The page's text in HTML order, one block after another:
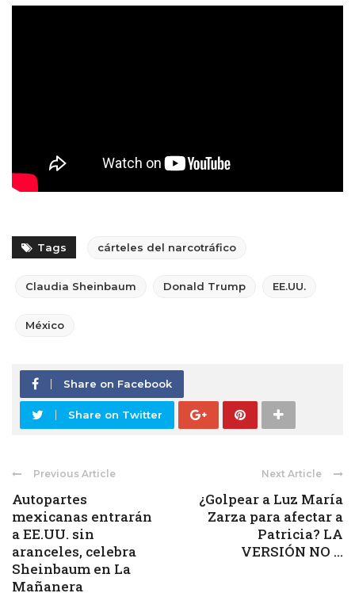
Tags cárteles del narcotráfico
Claudia Sheinbaum Donald Trump EE.UU.
México
Share on Facebook
Share on Twitter
Previous Article
Autopartes
mexicanas entrarán
a EE.UU. sin
aranceles, celebra
Sheinbaum en La
Mañanera
Next Article
¿Golpear a Luz María
Zarza para afectar a
Patricia? LA
VERSIÓN NO ...